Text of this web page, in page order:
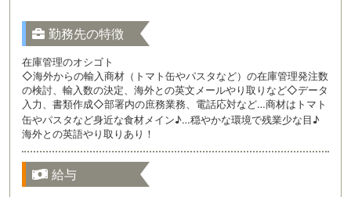
勤務先の特徴
在庫管理のオシゴト
◇海外からの輸入商材（トマト缶やパスタなど）の在庫管理発注数
の検討、輸入数の決定、海外との英文メールやり取りなど◇データ
入力、書類作成◇部署内の庶務業務、電話応対など…商材はトマト
缶やパスタなど身近な食材メイン♪…穏やかな環境で残業少な目♪
海外との英語やり取りあり！
給与